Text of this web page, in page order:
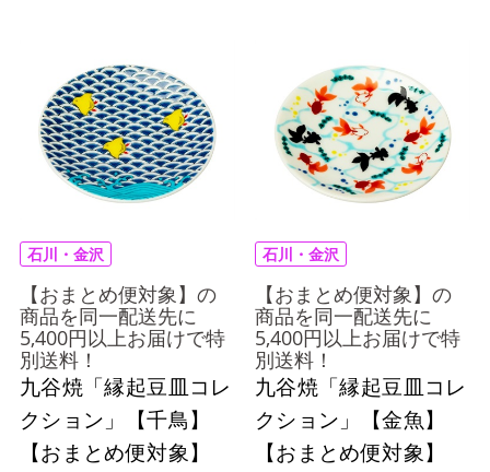
石川・金沢
【おまとめ便対象】の
商品を同一配送先に
5,400円以上お届けで特
別送料！
九谷焼「縁起豆皿コレ
クション」【千鳥】
【おまとめ便対象】
石川・金沢
【おまとめ便対象】の
商品を同一配送先に
5,400円以上お届けで特
別送料！
九谷焼「縁起豆皿コレ
クション」【金魚】
【おまとめ便対象】